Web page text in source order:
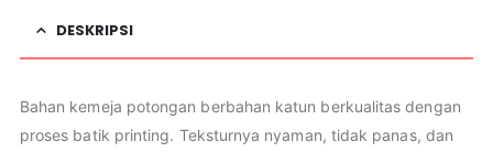
DESKRIPSI
Bahan kemeja potongan berbahan katun berkualitas dengan
proses batik printing. Teksturnya nyaman, tidak panas, dan